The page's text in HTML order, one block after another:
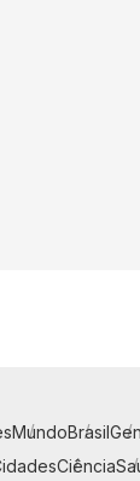
MundoBrasil
Ciência